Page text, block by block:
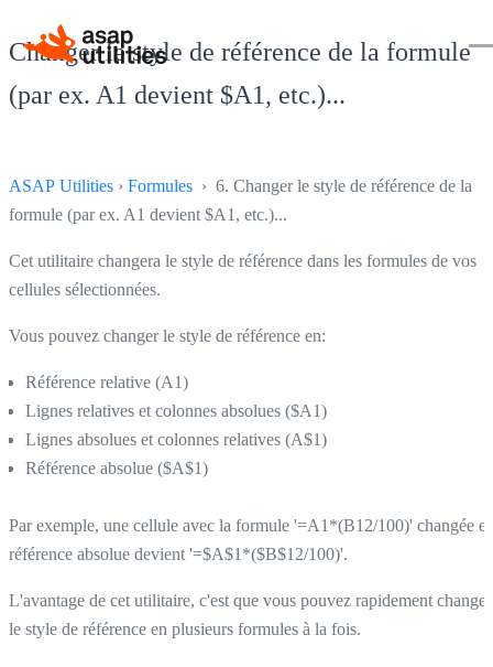
Changer le style de référence de la formule
(par ex. A1 devient $A1, etc.)...
ASAP Utilities › Formules › 6. Changer le style de référence de la
formule (par ex. A1 devient $A1, etc.)...
Cet utilitaire changera le style de référence dans les formules de vos
cellules sélectionnées.
Vous pouvez changer le style de référence en:
Référence relative (A1)
Lignes relatives et colonnes absolues ($A1)
Lignes absolues et colonnes relatives (A$1)
Référence absolue ($A$1)
Par exemple, une cellule avec la formule '=A1*(B12/100)' changée
référence absolue devient '=$A$1*($B$12/100)'.
L'avantage de cet utilitaire, c'est que vous pouvez rapidement changer
le style de référence en plusieurs formules à la fois.